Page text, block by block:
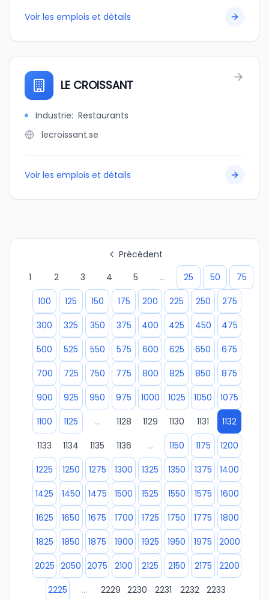
Voir les emplois et détails
LE CROISSANT
Industrie: Restaurants
lecroissant.se
Voir les emplois et détails
Précédent
1
2 3 4 5 ... 25 50
75
100
125 150 175 200 225 250
275
300
325 350 375 400 425 450
475
500
525 550 575 600 625 650
675
700
725 750 775 800 825 850
875
900
925 950 975 1000 1025 1050
1075
1100
1125 ... 1128 1129 1130 1131
1132
1133
1134 1135 1136 ... 1150 1175
1200
1225
1250 1275 1300 1325 1350 1375
1400
1425
1450 1475 1500 1525 1550 1575
1600
1625
1650 1675 1700 1725 1750 1775
1800
1825
1850 1875 1900 1925 1950 1975
2000
2025 2050 2075 2100 2125 2150 2175
2200
2225
... 2229 2230 2231 2232 2233